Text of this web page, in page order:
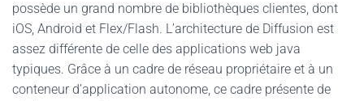
possède un grand nombre de bibliothèques clientes, dont
iOS, Android et Flex/Flash. L’architecture de Diffusion est
assez différente de celle des applications web java
typiques. Grâce à un cadre de réseau propriétaire et à un
conteneur d’application autonome, ce cadre présente de